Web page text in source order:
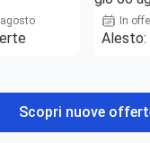
agosto In
Alesto:
Scopri nuove